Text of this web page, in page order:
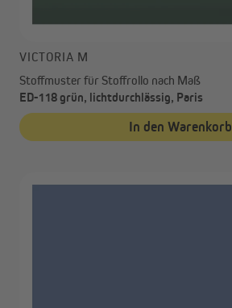
VICTORIA M
Stoffmuster für Stoffrollo nach Maß
ED-118 grün, lichtdurchlässig, Paris
In den Warenkorb